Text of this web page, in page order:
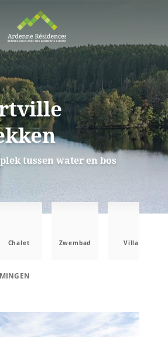
tussen water en bos
Chalet Zwembad Villa